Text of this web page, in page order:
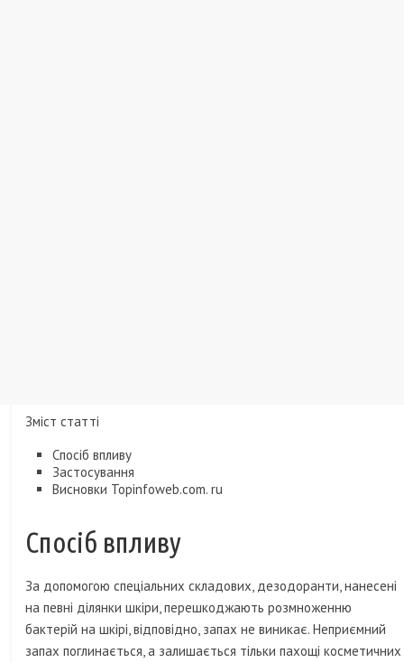
Зміст статті
Спосіб впливу
Застосування
Висновки Topinfoweb.com. ru
Спосіб впливу
За допомогою спеціальних складових, дезодоранти, нанесені
на певні ділянки шкіри, перешкоджають розмноженню
бактерій на шкірі, відповідно, запах не виникає. Неприємний
запах поглинається, а залишається тільки пахощі косметичних